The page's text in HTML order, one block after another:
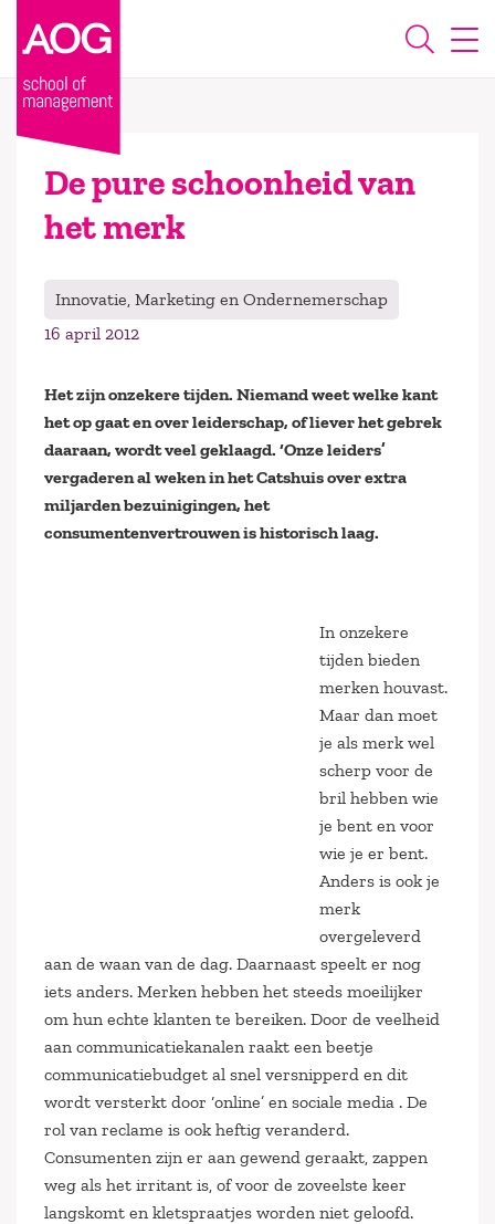
De pure schoonheid van
het merk
Innovatie, Marketing en Ondernemerschap
16 april 2012
Het zijn onzekere tijden. Niemand weet welke kant
het op gaat en over leiderschap, of liever het gebrek
daaraan, wordt veel geklaagd. ‘Onze leiders’
vergaderen al weken in het Catshuis over extra
miljarden bezuinigingen, het
consumentenvertrouwen is historisch laag.
In onzekere
tijden bieden
merken houvast.
Maar dan moet
je als merk wel
scherp voor de
bril hebben wie
je bent en voor
wie je er bent.
Anders is ook je
merk
overgeleverd
aan de waan van de dag. Daarnaast speelt er nog
iets anders. Merken hebben het steeds moeilijker
om hun echte klanten te bereiken. Door de veelheid
aan communicatiekanalen raakt een beetje
communicatiebudget al snel versnipperd en dit
wordt versterkt door ‘online’ en sociale media . De
rol van reclame is ook heftig veranderd.
Consumenten zijn er aan gewend geraakt, zappen
weg als het irritant is, of voor de zoveelste keer
langskomt en kletspraatjes worden niet geloofd.